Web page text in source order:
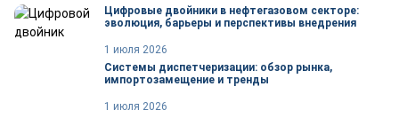
Цифровые двойники в нефтегазовом секторе:
эволюция, барьеры и перспективы внедрения
1 июля 2026
Системы диспетчеризации: обзор рынка,
импортозамещение и тренды
1 июля 2026